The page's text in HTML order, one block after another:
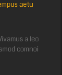
aetu
a leo
comnoi